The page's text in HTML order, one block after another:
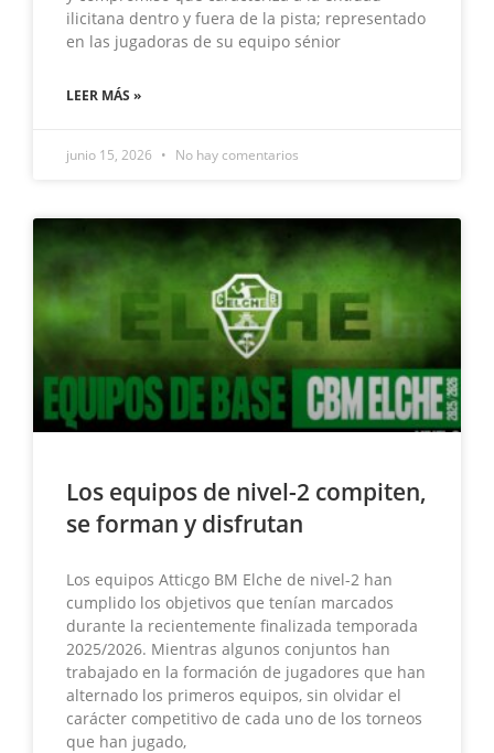
ilicitana dentro y fuera de la pista; representado
en las jugadoras de su equipo sénior
LEER MÁS »
junio 15, 2026 No hay comentarios
Los equipos de nivel-2 compiten,
se forman y disfrutan
Los equipos Atticgo BM Elche de nivel-2 han
cumplido los objetivos que tenían marcados
durante la recientemente finalizada temporada
2025/2026. Mientras algunos conjuntos han
trabajado en la formación de jugadores que han
alternado los primeros equipos, sin olvidar el
carácter competitivo de cada uno de los torneos
que han jugado,